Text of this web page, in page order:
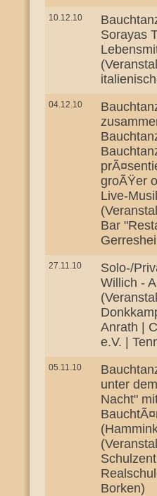
10.12.10
Sorayas
04.12.10
groÃŸer
Live-
Bar
27.11.10
Solo-/
Willich -
Anrath |
e.V. |
05.11.10
unter
Nacht"
Borken)